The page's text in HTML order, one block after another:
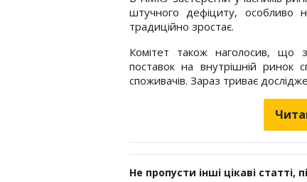
штучного дефіциту, особливо
традиційно зростає.
Комітет також наголосив, що
поставок на внутрішній ринок
споживачів. Зараз триває
Не пропусти інші цікаві статті,